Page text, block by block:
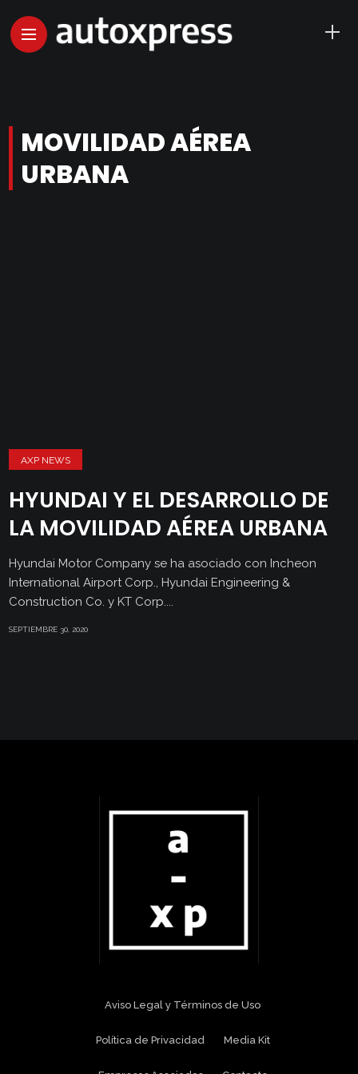
MOVILIDAD AÉREA
URBANA
AXP NEWS
HYUNDAI Y EL DESARROLLO DE
LA MOVILIDAD AÉREA URBANA
Hyundai Motor Company se ha asociado con Incheon
International Airport Corp., Hyundai Engineering &
Construction Co. y KT Corp....
SEPTIEMBRE 30, 2020
Aviso Legal y Términos de Uso
Política de Privacidad Media Kit